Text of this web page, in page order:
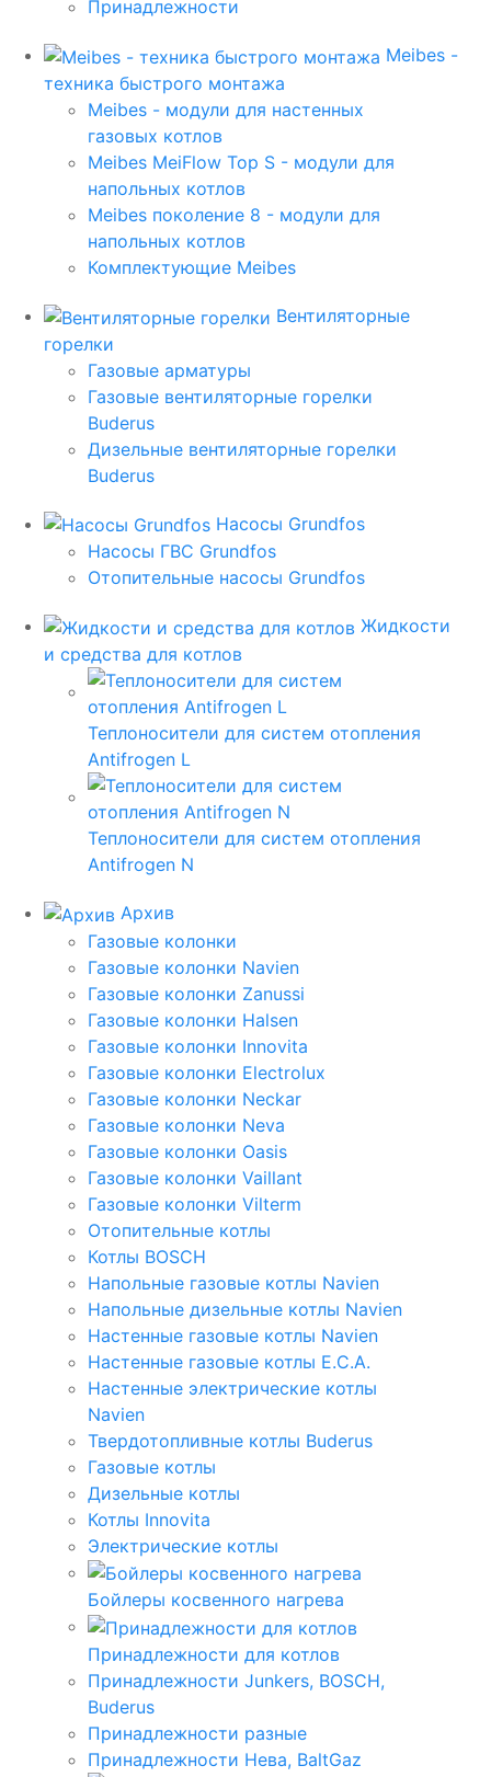
Принадлежности
Meibes -
техника быстрого монтажа
Meibes - модули для настенных
газовых котлов
Meibes MeiFlow Top S - модули для
напольных котлов
Meibes поколение 8 - модули для
напольных котлов
Комплектующие Meibes
Вентиляторные
горелки
Газовые арматуры
Газовые вентиляторные горелки
Buderus
Дизельные вентиляторные горелки
Buderus
Насосы Grundfos
Насосы ГВС Grundfos
Отопительные насосы Grundfos
Жидкости
и средства для котлов
Теплоносители для систем отопления
Antifrogen L
Теплоносители для систем отопления
Antifrogen N
Архив
Газовые колонки
Газовые колонки Navien
Газовые колонки Zanussi
Газовые колонки Halsen
Газовые колонки Innovita
Газовые колонки Electrolux
Газовые колонки Neckar
Газовые колонки Neva
Газовые колонки Oasis
Газовые колонки Vaillant
Газовые колонки Vilterm
Отопительные котлы
Котлы BOSCH
Напольные газовые котлы Navien
Напольные дизельные котлы Navien
Настенные газовые котлы Navien
Настенные газовые котлы E.C.A.
Настенные электрические котлы
Navien
Твердотопливные котлы Buderus
Газовые котлы
Дизельные котлы
Котлы Innovita
Электрические котлы
Бойлеры косвенного нагрева
Принадлежности для котлов
Принадлежности Junkers, BOSCH,
Buderus
Принадлежности разные
Принадлежности Нева, BaltGaz